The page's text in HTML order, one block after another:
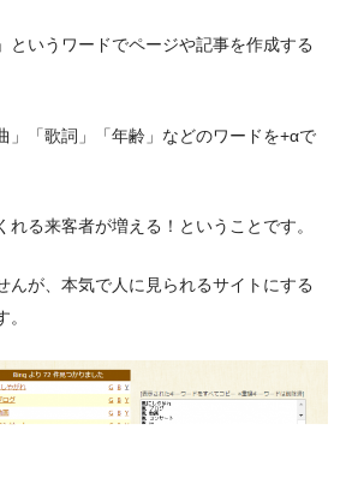
というワードでページや記事を作成する
」「歌詞」「年齢」などのワードを+αで
る来客者が増える！ということです。
んが、本気で人に見られるサイトにする